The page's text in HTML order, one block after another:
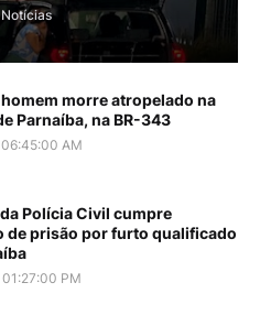
morre atropelado na
Parnaíba, na BR-343
AM
da Polícia Civil cumpre
de prisão por furto qualificado
PM